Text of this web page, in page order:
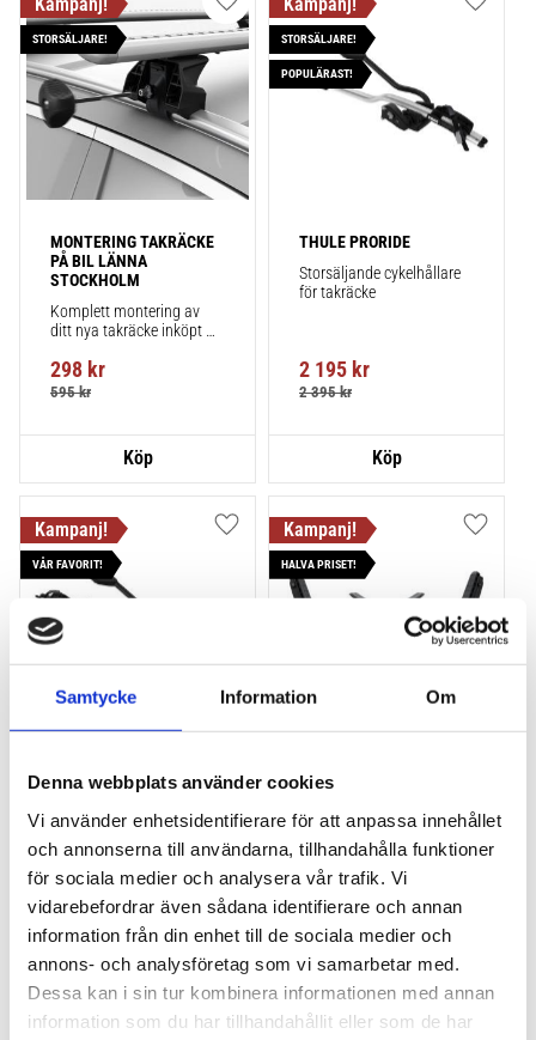
Samtycke Information Om
Denna webbplats använder cookies
Vi använder enhetsidentifierare för att anpassa innehållet
och annonserna till användarna, tillhandahålla funktioner
för sociala medier och analysera vår trafik. Vi
vidarebefordrar även sådana identifierare och annan
information från din enhet till de sociala medier och
annons- och analysföretag som vi samarbetar med.
Dessa kan i sin tur kombinera informationen med annan
information som du har tillhandahållit eller som de har
MONTERING TAKRÄCKE
PÅ BIL LÄNNA
STOCKHOLM
Komplett montering av
ditt nya takräcke inköpt
montering på din bil.
298 kr
595kr
STORSÄLJARE!
Lägg till i favoriter
THULE PRORIDE
Storsäljande cykelhållare
för takräcke
2 195 kr
2 395kr
STORSÄLJARE!
POPULÄRAST!
Lägg
takcykelhållare
2 395kr
2 595 kr
VÅR FAVORIT!
Lägg till i favoriter
1 495kr
3 145 kr
HALVA PRISET!
Lägg
Lägg till i favoriter